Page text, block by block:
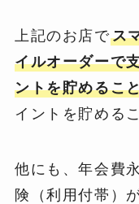
上記のお店でス
イルオーダーで
ントを貯めるこ
イントを貯める
他にも、年会費
険（利用付帯）